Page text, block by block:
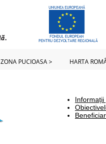
ZONA PUCIOASA > HARTA